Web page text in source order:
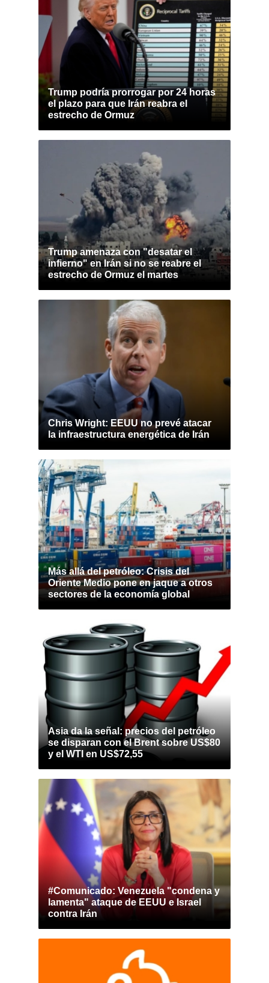
Trump podría prorrogar por 24 horas
el plazo para que Irán reabra el
estrecho de Ormuz
Trump amenaza con "desatar el
infierno" en Irán si no se reabre el
estrecho de Ormuz el martes
Chris Wright: EEUU no prevé atacar
la infraestructura energética de Irán
Más allá del petróleo: Crisis del
Oriente Medio pone en jaque a otros
sectores de la economía global
Asia da la señal: precios del petróleo
se disparan con el Brent sobre US$80
y el WTI en US$72,55
#Comunicado: Venezuela "condena y
lamenta" ataque de EEUU e Israel
contra Irán